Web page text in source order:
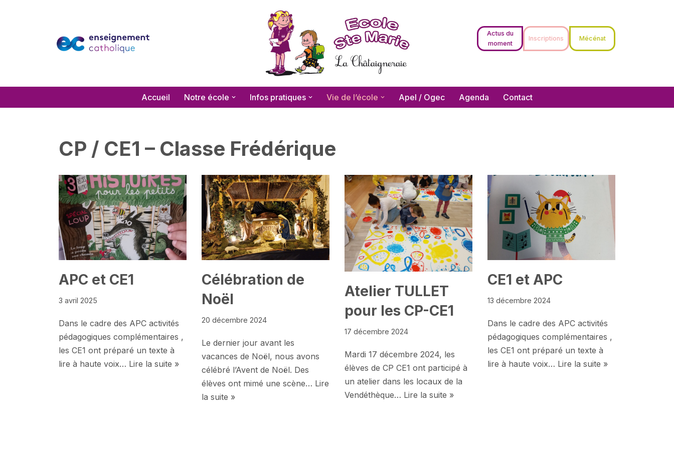
Actus du
moment
Inscriptions Mécénat
Accueil Notre école Infos pratiques Vie de l’école Apel / Ogec Agenda Contact
CP / CE1 – Classe Frédérique
APC et CE1
3 avril 2025
Dans le cadre des APC activités
pédagogiques complémentaires ,
les CE1 ont préparé un texte à
lire à haute voix… Lire la suite »
Célébration de
Noël
20 décembre 2024
Le dernier jour avant les
vacances de Noël, nous avons
célébré l’Avent de Noël. Des
élèves ont mimé une scène… Lire
la suite »
Atelier TULLET
pour les CP-CE1
17 décembre 2024
Mardi 17 décembre 2024, les
élèves de CP CE1 ont participé à
un atelier dans les locaux de la
Vendéthèque… Lire la suite »
CE1 et APC
13 décembre 2024
Dans le cadre des APC activités
pédagogiques complémentaires ,
les CE1 ont préparé un texte à
lire à haute voix… Lire la suite »